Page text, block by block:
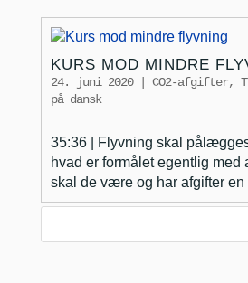
KURS MOD MINDRE
24. juni 2020| CO2-afgifter,
på dansk
35:36 | Flyvning skal
hvad er formålet egentlig med
skal de være og har afgifter